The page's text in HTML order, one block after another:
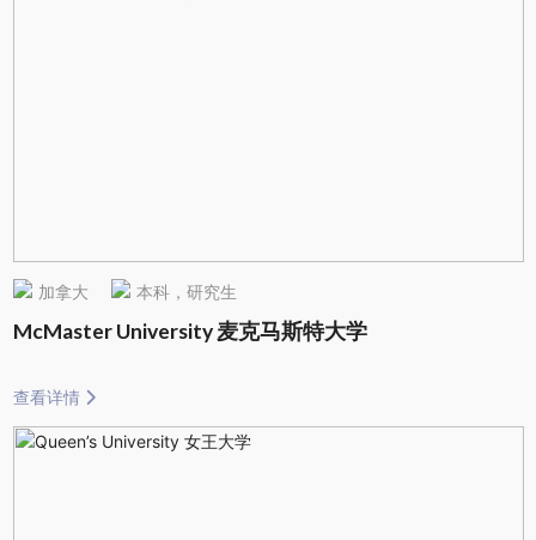
加拿大 本科，研究生
McMaster University 麦克马斯特大学
查看详情